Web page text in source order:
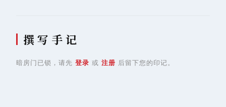
撰 写 手 记
暗房门已锁，请先 登录 或 注册 后留下您的印记。